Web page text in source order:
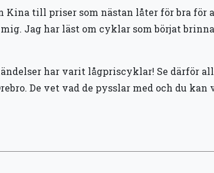
till priser som nästan låter för bra för
Jag har läst om cyklar som börjat
har varit lågpriscyklar! Se
De vet vad de pysslar med och du